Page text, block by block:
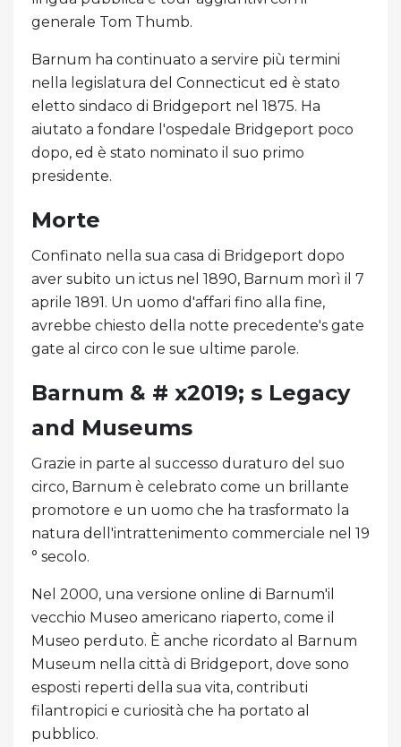
generale Tom Thumb.
Barnum ha continuato a servire più termini
nella legislatura del Connecticut ed è stato
eletto sindaco di Bridgeport nel 1875. Ha
aiutato a fondare l'ospedale Bridgeport poco
dopo, ed è stato nominato il suo primo
presidente.
Morte
Confinato nella sua casa di Bridgeport dopo
aver subito un ictus nel 1890, Barnum morì il 7
aprile 1891. Un uomo d'affari fino alla fine,
avrebbe chiesto della notte precedente's gate
gate al circo con le sue ultime parole.
Barnum & # x2019; s Legacy
and Museums
Grazie in parte al successo duraturo del suo
circo, Barnum è celebrato come un brillante
promotore e un uomo che ha trasformato la
natura dell'intrattenimento commerciale nel 19
° secolo.
Nel 2000, una versione online di Barnum'il
vecchio Museo americano riaperto, come il
Museo perduto. È anche ricordato al Barnum
Museum nella città di Bridgeport, dove sono
esposti reperti della sua vita, contributi
filantropici e curiosità che ha portato al
pubblico.